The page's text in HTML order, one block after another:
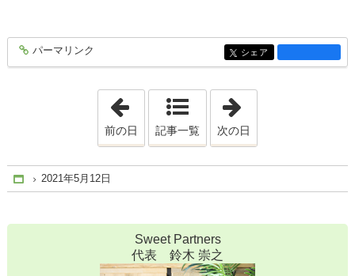
entry1771
パーマリンク entry1771
シェア
「2021年5月10日」
前の日 記事一覧 次の日
Home
2021年5月12日
Sweet Partners
代表 鈴木 崇之